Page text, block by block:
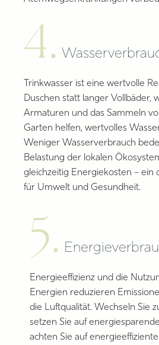
4.
Trinkwasser ist eine wertvolle
Duschen statt langer Vollbäder,
Armaturen und das Sammeln
Garten helfen, wertvolles
Weniger Wasserverbrauch
Belastung der lokalen
gleichzeitig Energiekosten – ein
für Umwelt und Gesundheit.
5.
Energieeffizienz und die
Energien reduzieren
die Luftqualität. Wechseln Sie
setzen Sie auf
achten Sie auf